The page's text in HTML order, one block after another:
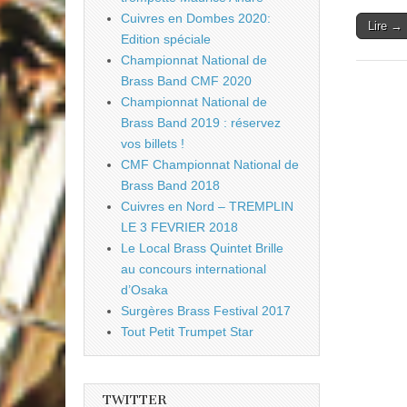
Lire →
Cuivres en Dombes 2020:
Edition spéciale
Championnat National de
Brass Band CMF 2020
Championnat National de
Brass Band 2019 : réservez
vos billets !
CMF Championnat National de
Brass Band 2018
Cuivres en Nord – TREMPLIN
LE 3 FEVRIER 2018
Le Local Brass Quintet Brille
au concours international
d’Osaka
Surgères Brass Festival 2017
Tout Petit Trumpet Star
TWITTER